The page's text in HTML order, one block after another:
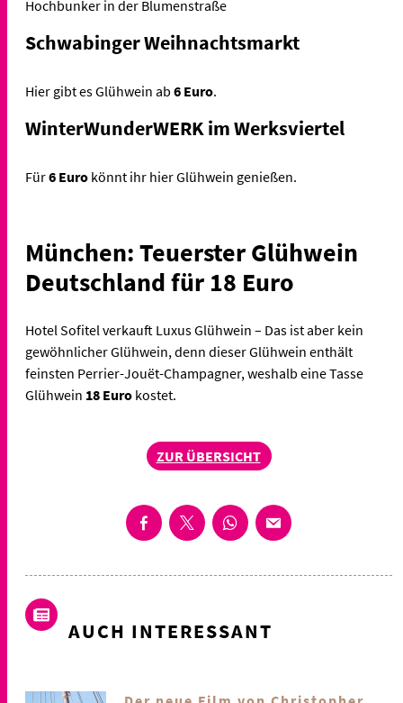
Hochbunker in der Blumenstraße
Schwabinger Weihnachtsmarkt
Hier gibt es Glühwein ab 6 Euro.
WinterWunderWERK im Werksviertel
Für6 Euro könnt ihr hier Glühwein genießen.
München: Teuerster Glühwein
Deutschland für 18 Euro
Hotel Sofitel verkauft Luxus Glühwein – Das ist aber kein
gewöhnlicher Glühwein, denn dieser Glühwein enthält
feinsten Perrier-Jouët-Champagner, weshalb eine Tasse
Glühwein 18 Euro kostet.
ZUR ÜBERSICHT
AUCH INTERESSANT